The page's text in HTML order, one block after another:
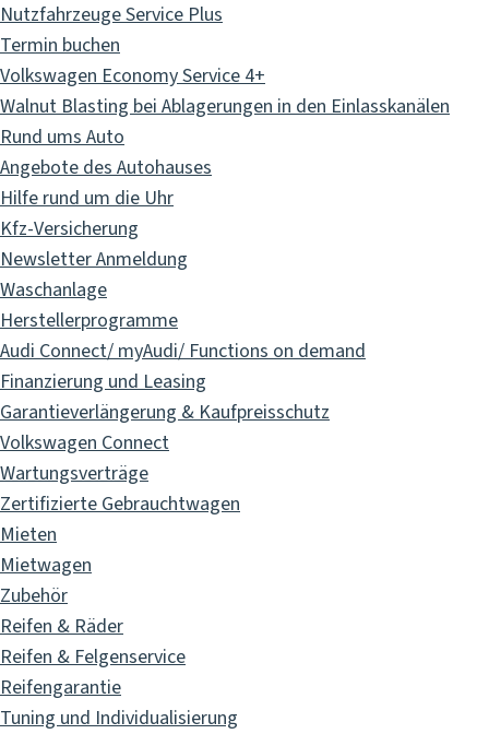
Nutzfahrzeuge Service Plus
Termin buchen
Volkswagen Economy Service 4+
Walnut Blasting bei Ablagerungen in den Einlasskanälen
Rund ums Auto
Angebote des Autohauses
Hilfe rund um die Uhr
Kfz-Versicherung
Newsletter Anmeldung
Waschanlage
Herstellerprogramme
Audi Connect/ myAudi/ Functions on demand
Finanzierung und Leasing
Garantieverlängerung & Kaufpreisschutz
Volkswagen Connect
Wartungsverträge
Zertifizierte Gebrauchtwagen
Mieten
Mietwagen
Zubehör
Reifen & Räder
Reifen & Felgenservice
Reifengarantie
Tuning und Individualisierung